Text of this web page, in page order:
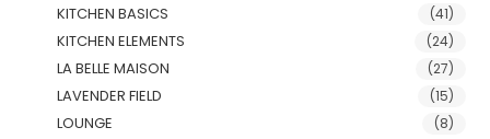
KITCHEN BASICS (41)
KITCHEN ELEMENTS (24)
LA BELLE MAISON (27)
LAVENDER FIELD (15)
LOUNGE (8)